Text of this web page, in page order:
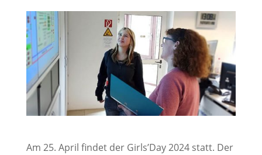
Am 25. April findet der Girls’Day 2024 statt. Der